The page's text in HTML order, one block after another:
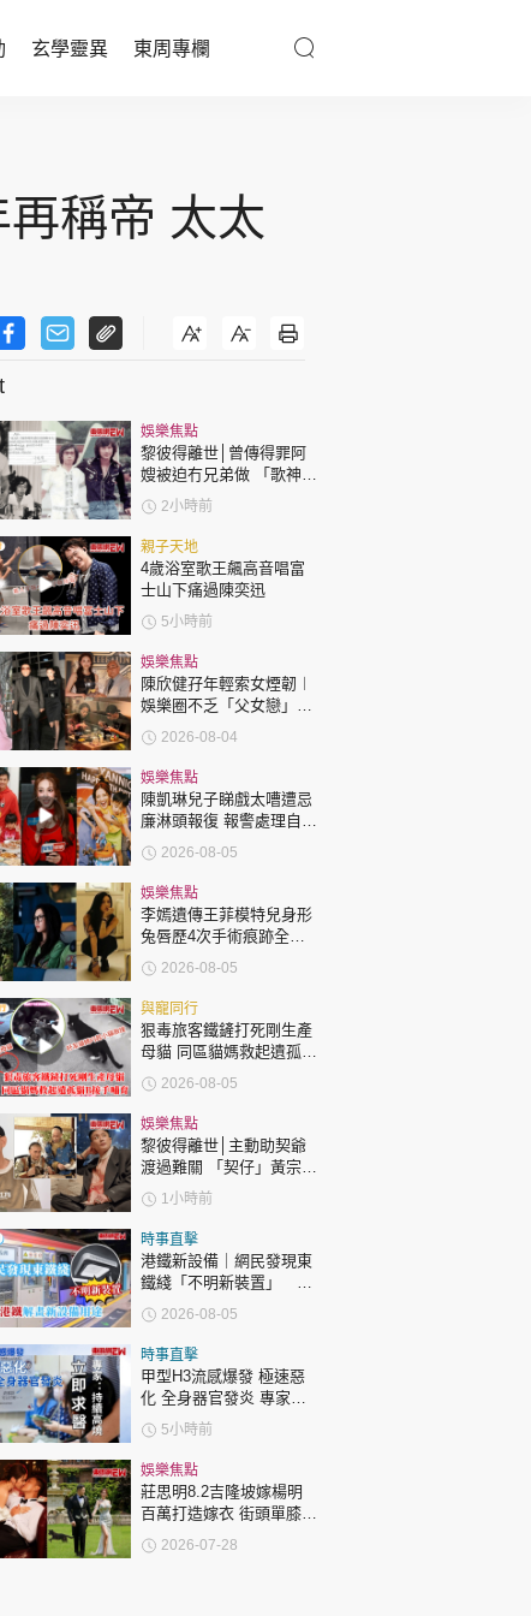
玄學靈異 東周專欄
親子天地
娛樂名人
文化藝術
時政財經
健康生活
飲食旅遊
The Standard 親子王
得轉載 ©Eastweek.com.hk. All rights reserved.
再稱帝 太太
娛樂焦點
黎彼得離世│曾傳得罪阿
嫂被迫冇兄弟做 「歌神」
許冠傑親筆撰寫悼念忘友
2小時前
親子天地
4歲浴室歌王飆高音唱富
士山下痛過陳奕迅
5小時前
娛樂焦點
陳欣健孖年輕索女煙韌︱
娛樂圈不乏「父女戀」
「爺孫戀」 年齡差距最大
達51歲 最受矚目有李龍
基謝賢
2026-08-04
娛樂焦點
陳凱琳兒子睇戲太嘈遭忌
廉淋頭報復 報警處理自責
護子不力 歐錦棠陳倩揚齊
表態「媽媽有責任」
2026-08-05
娛樂焦點
李嫣遺傳王菲模特兒身形
兔唇歷4次手術痕跡全消
變身美少女顏值升級
2026-08-05
與寵同行
狠毒旅客鐵鏟打死剛生產
母貓 同區貓媽救起遺孤貓
B接手哺育
2026-08-05
娛樂焦點
黎彼得離世│主動助契爺
渡過難關 「契仔」黃宗
澤：他的笑聲同精神永遠
陪伴住大家！
1小時前
時事直擊
港鐵新設備｜網民發現東
鐵綫「不明新裝置」 港
鐵解畫新設備用途
2026-08-05
時事直擊
甲型H3流感爆發 極速惡
化 全身器官發炎 專家：
持續高燒要立即求醫
5小時前
娛樂焦點
莊思明8.2吉隆坡嫁楊明
百萬打造嫁衣 街頭單膝下
跪求婚感驚喜
2026-07-28